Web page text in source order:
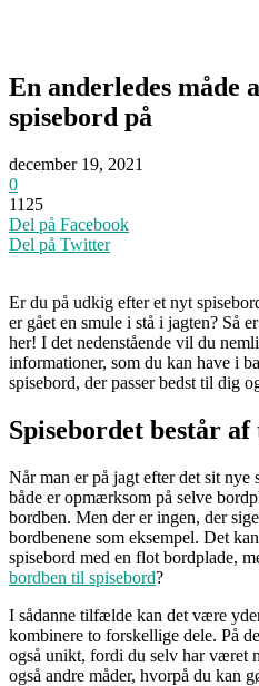
En anderledes måde
spisebord på
december 19, 2021
0
1125
Del på Facebook
Del på Twitter
Er du på udkig efter et nyt
er gået en smule i stå i jagten? Så
her! I det nedenstående vil du
informationer, som du kan have i
spisebord, der passer bedst til dig
Spisebordet består af
Når man er på jagt efter det sit nye
både er opmærksom på selve
bordben. Men der er ingen, der
bordbenene som eksempel. Det
spisebord med en flot bordplade,
bordben til spisebord?
I sådanne tilfælde kan det være
kombinere to forskellige dele. På
også unikt, fordi du selv har været
også andre måder, hvorpå du kan